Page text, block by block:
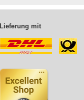
Lieferung mit